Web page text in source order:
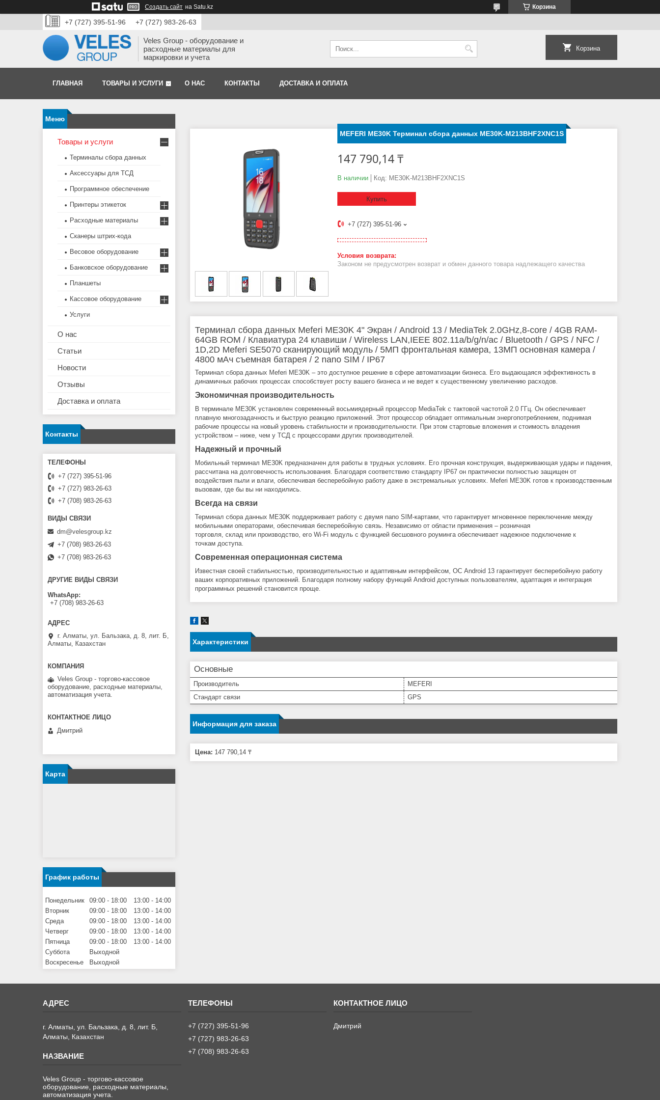
Создать сайт на Satu.kz Корзина
+7 (727) 395-51-96 +7 (727) 983-26-63
Veles Group - оборудование и
расходные материалы для
маркировки и учета
Корзина
ГЛАВНАЯ ТОВАРЫ И УСЛУГИ О НАС КОНТАКТЫ ДОСТАВКА И ОПЛАТА
MEFERI ME30K Терминал сбора данных ME30K-M213BHF2XNC1S
147 790,14 ₸
В наличии Код: ME30K-M213BHF2XNC1S
Купить
+7 (727) 395-51-96
Законом не предусмотрен возврат и обмен данного товара надлежащего качества
Терминал сбора данных Meferi ME30K 4" Экран / Android 13 / MediaTek 2.0GHz,8-core / 4GB RAM-
64GB ROM / Клавиатура 24 клавиши / Wireless LAN,IEEE 802.11a/b/g/n/ac / Bluetooth / GPS / NFC /
1D,2D Meferi SE5070 сканирующий модуль / 5МП фронтальная камера, 13МП основная камера /
4800 мАч съемная батарея / 2 nano SIM / IP67
Терминал сбора данных Meferi ME30K – это доступное решение в сфере автоматизации бизнеса. Его выдающаяся эффективность в
динамичных рабочих процессах способствует росту вашего бизнеса и не ведет к существенному увеличению расходов.
Экономичная производительность
В терминале ME30K установлен современный восьмиядерный процессор MediaTek с тактовой частотой 2.0 ГГц. Он обеспечивает
плавную многозадачность и быструю реакцию приложений. Этот процессор обладает оптимальным энергопотреблением, поднимая
рабочие процессы на новый уровень стабильности и производительности. При этом стартовые вложения и стоимость владения
устройством – ниже, чем у ТСД с процессорами других производителей.
Надежный и прочный
Мобильный терминал ME30K предназначен для работы в трудных условиях. Его прочная конструкция, выдерживающая удары и падения,
рассчитана на долговечность использования. Благодаря соответствию стандарту IP67 он практически полностью защищен от
воздействия пыли и влаги, обеспечивая бесперебойную работу даже в экстремальных условиях. Meferi ME30K готов к производственным
вызовам, где бы вы ни находились.
Всегда на связи
Терминал сбора данных ME30K поддерживает работу с двумя nano SIM-картами, что гарантирует мгновенное переключение между
мобильными операторами, обеспечивая бесперебойную связь. Независимо от области применения – розничная
торговля, склад или производство, его Wi-Fi модуль с функцией бесшовного роуминга обеспечивает надежное подключение к
точкам доступа.
Современная операционная система
Известная своей стабильностью, производительностью и адаптивным интерфейсом, ОС Android 13 гарантирует бесперебойную работу
ваших корпоративных приложений. Благодаря полному набору функций Android доступных пользователям, адаптация и интеграция
программных решений становится проще.
Характеристики
Основные
Производитель
MEFERI
Стандарт связи
GPS
Информация для заказа
Цена: 147 790,14 ₸
Товары и услуги
Терминалы сбора данных
Аксессуары для ТСД
Программное обеспечение
Принтеры этикеток
Расходные материалы
Сканеры штрих-кода
Весовое оборудование
Банковское оборудование
Планшеты
Кассовое оборудование
Услуги
О нас
Статьи
Новости
Отзывы
Доставка и оплата
Контакты
+7 (727) 395-51-96
+7 (727) 983-26-63
+7 (708) 983-26-63
dm@velesgroup.kz
+7 (708) 983-26-63
+7 (708) 983-26-63
ДРУГИЕ ВИДЫ СВЯЗИ
WhatsApp
+7 (708) 983-26-63
г. Алматы, ул. Бальзака, д. 8, лит. Б,
Алматы, Казахстан
Veles Group - торгово-кассовое
оборудование, расходные материалы,
автоматизация учета.
Дмитрий
Карта
График работы
Понедельник 09:00 18:00 13:00
14:00
Вторник
09:00 18:00 13:00
14:00
Среда
09:00 18:00 13:00
14:00
Четверг
09:00 18:00 13:00
14:00
Пятница
09:00 18:00 13:00
14:00
Суббота
Выходной
Воскресенье
Выходной
г. Алматы, ул. Бальзака, д. 8, лит. Б,
Алматы, Казахстан
Veles Group - торгово-кассовое
оборудование, расходные материалы,
автоматизация учета.
+7 (727) 395-51-96
+7 (727) 983-26-63
+7 (708) 983-26-63
Дмитрий